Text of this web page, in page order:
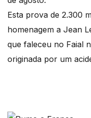
Esta prova de 2.300
homenagem a Jean
que faleceu no Faial
originada por um